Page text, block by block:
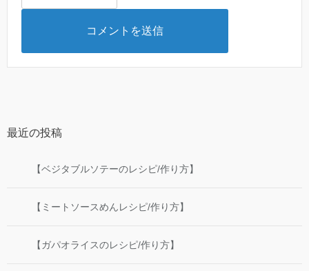
最近の投稿
【ベジタブルソテーのレシピ/作り方】
【ミートソースめんレシピ/作り方】
【ガパオライスのレシピ/作り方】